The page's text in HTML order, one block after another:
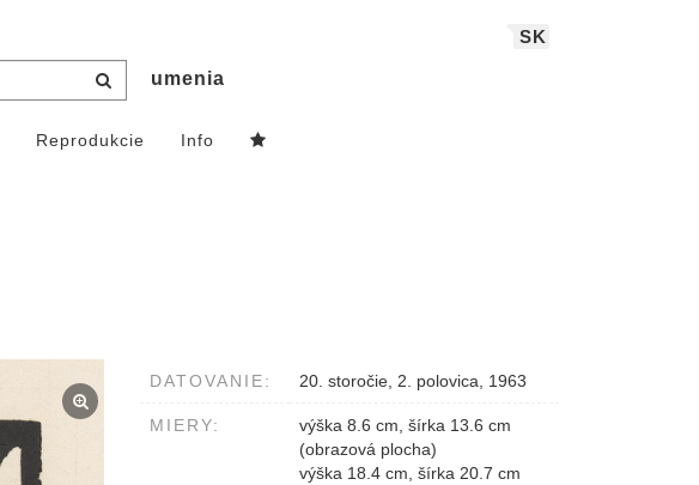
SK
umenia
Reprodukcie Info
DATOVANIE: 20. storočie, 2. polovica, 1963
MIERY:
výška 8.6 cm, šírka 13.6 cm
(obrazová plocha)
výška 18.4 cm, šírka 20.7 cm